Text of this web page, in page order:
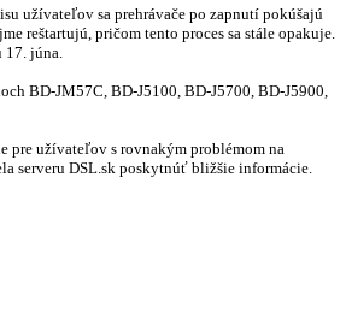
užívateľov sa prehrávače po zapnutí pokúšajú
reštartujú, pričom tento proces sa stále opakuje.
17. júna.
BD-JM57C, BD-J5100, BD-J5700, BD-J5900,
pre užívateľov s rovnakým problémom na
serveru DSL.sk poskytnúť bližšie informácie.